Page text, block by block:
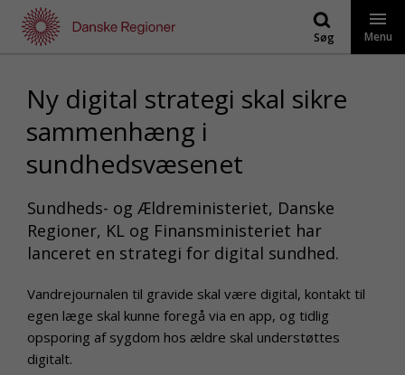
indhold
Søg Menu
Ny digital strategi skal sikre
sammenhæng i
sundhedsvæsenet
Sundheds- og Ældreministeriet, Danske
Regioner, KL og Finansministeriet har
lanceret en strategi for digital sundhed.
Vandrejournalen til gravide skal være digital, kontakt til
egen læge skal kunne foregå via en app, og tidlig
opsporing af sygdom hos ældre skal understøttes
digitalt.